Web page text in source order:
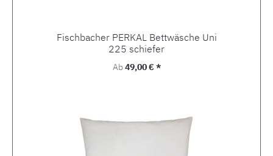
Fischbacher PERKAL Bettwäsche Uni
225 schiefer
Regulärer Preis:
Ab49,00 € *